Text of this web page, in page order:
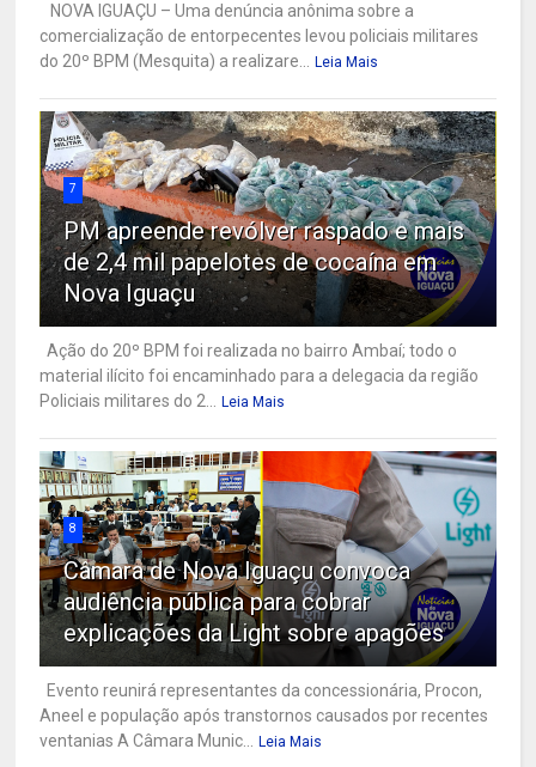
NOVA IGUAÇU – Uma denúncia anônima sobre a
comercialização de entorpecentes levou policiais militares
do 20º BPM (Mesquita) a realizare... Leia Mais
7
PM apreende revólver raspado e mais
de 2,4 mil papelotes de cocaína em
Nova Iguaçu
Ação do 20º BPM foi realizada no bairro Ambaí; todo o
material ilícito foi encaminhado para a delegacia da região
Policiais militares do 2... Leia Mais
8
Câmara de Nova Iguaçu convoca
audiência pública para cobrar
explicações da Light sobre apagões
Evento reunirá representantes da concessionária, Procon,
Aneel e população após transtornos causados por recentes
ventanias A Câmara Munic... Leia Mais